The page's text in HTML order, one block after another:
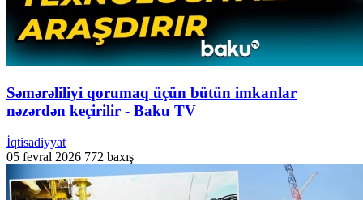
Səmərəliliyi qorumaq üçün bütün imkanlar
nəzərdən keçirilir - Baku TV
İqtisadiyyat
05 fevral 2026 772 baxış